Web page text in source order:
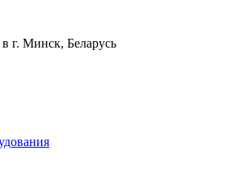
г. Минск, Беларусь